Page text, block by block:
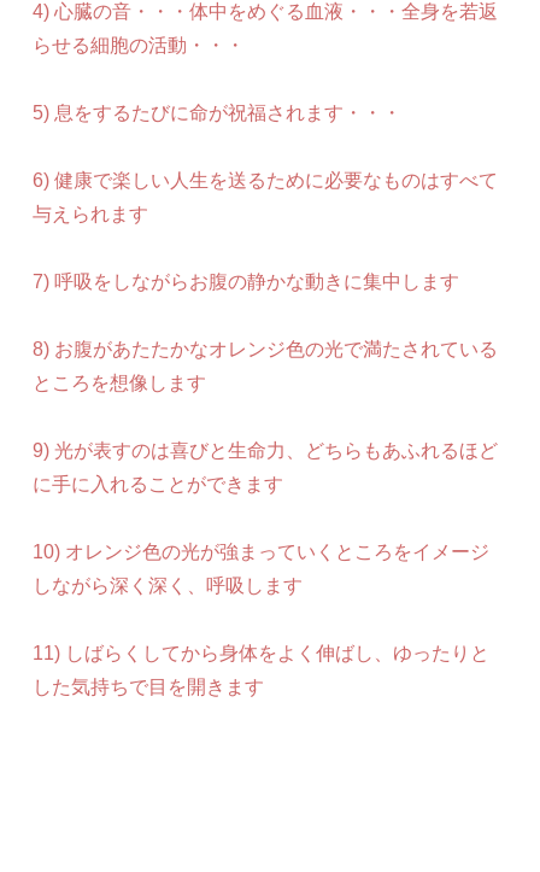
4) 心臓の音・・・体中をめぐる血液・・・全身を若返
らせる細胞の活動・・・
5) 息をするたびに命が祝福されます・・・
6) 健康で楽しい人生を送るために必要なものはすべて
与えられます
7) 呼吸をしながらお腹の静かな動きに集中します
8) お腹があたたかなオレンジ色の光で満たされている
ところを想像します
9) 光が表すのは喜びと生命力、どちらもあふれるほど
に手に入れることができます
10) オレンジ色の光が強まっていくところをイメージ
しながら深く深く、呼吸します
11) しばらくしてから身体をよく伸ばし、ゆったりと
した気持ちで目を開きます